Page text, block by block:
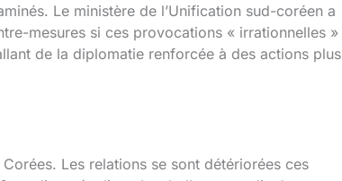
Le ministère de l’Unification sud-coréen a
mesures si ces provocations « irrationnelles »
de la diplomatie renforcée à des actions plus
Les relations se sont détériorées ces